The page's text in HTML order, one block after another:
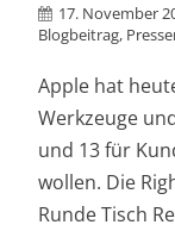
17. November
Blogbeitrag,
Apple hat
Werkzeuge
und 13 für
wollen. Die
Runde Tisch